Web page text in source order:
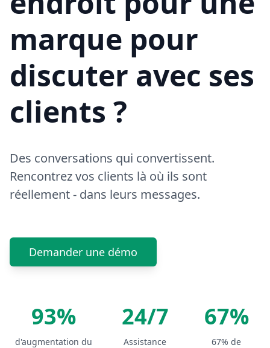
marque pour
discuter avec ses
clients ?
Des conversations qui convertissent.
Rencontrez vos clients là où ils sont
réellement - dans leurs messages.
Demander une démo
93%
d'augmentation du
24/7
Assistance
67%
67% de